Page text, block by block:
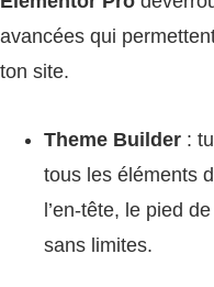
avancées qui
ton site.
Theme Builder :
tous les éléments
l’en-tête, le pied
sans limites.